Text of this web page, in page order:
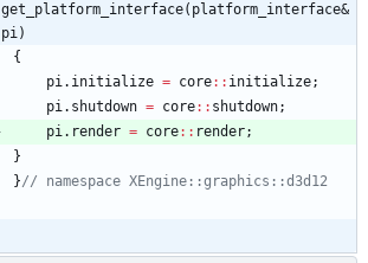
get_platform_interface(platform_interface&
pi)
{
pi. initialize = core: : initialize;
pi. shutdown = core: : shutdown;
pi. render = core: : render;
}
}